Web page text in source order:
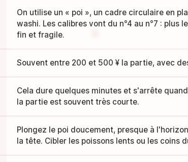
On utilise un « poi », un cadre circulaire en
washi. Les calibres vont du n°4 au n°7 : plus
fin et fragile.
Souvent entre 200 et 500 ¥ la partie, avec
Cela dure quelques minutes et s'arrête
la partie est souvent très courte.
Plongez le poi doucement, presque à
la tête. Cibler les poissons lents ou les coins